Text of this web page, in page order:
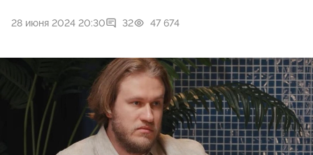
28 июня 2024 20:30 32 47 674